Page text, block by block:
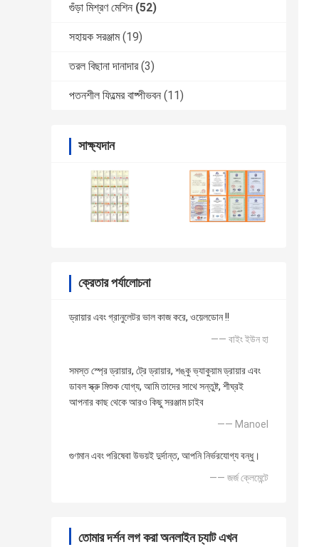
গুঁড়া মিশ্রণ মেশিন (52)
সহায়ক সরঞ্জাম (19)
তরল বিছানা দানাদার (3)
পতনশীল ফিল্মের বাষ্পীভবন (11)
সাক্ষ্যদান
ক্রেতার পর্যালোচনা
ড্রায়ার এবং গ্রানুলেটর ভাল কাজ করে, ওয়েলডোন !!
—— বাইং ইউন হা
সমস্ত স্প্রে ড্রায়ার, ট্রে ড্রায়ার, শঙ্কু ভ্যাকুয়াম ড্রায়ার এবং
ডাবল স্ক্রু মিশুক যোগ্য, আমি তাদের সাথে সন্তুষ্ট, শীঘ্রই
আপনার কাছ থেকে আরও কিছু সরঞ্জাম চাইব
—— Manoel
গুণমান এবং পরিষেবা উভয়ই দুর্দান্ত, আপনি নির্ভরযোগ্য বন্ধু।
—— জর্জ ক্লেমেন্টে
তোমার দর্শন লগ করা অনলাইন চ্যাট এখন